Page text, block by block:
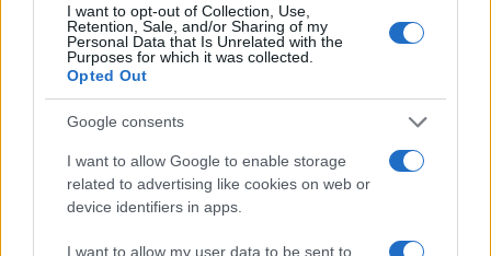
I want to opt-out of Collection, Use,
Retention, Sale, and/or Sharing of my
Personal Data that Is Unrelated with the
Purposes for which it was collected.
Opted Out
Google consents
I want to allow Google to enable storage
related to advertising like cookies on web or
device identifiers in apps.
I want to allow my user data to be sent to